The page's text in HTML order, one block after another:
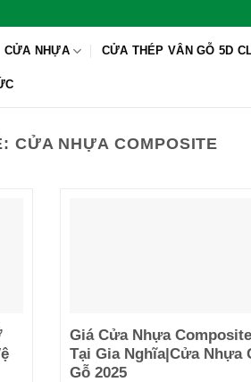
CỬA NHỰA CỬA THÉP VÂN GỖ 5D
CỬA NHỰA COMPOSITE
Giá Cửa Nhựa Composite
Tại Gia Nghĩa|Cửa Nhựa
Gỗ 2025